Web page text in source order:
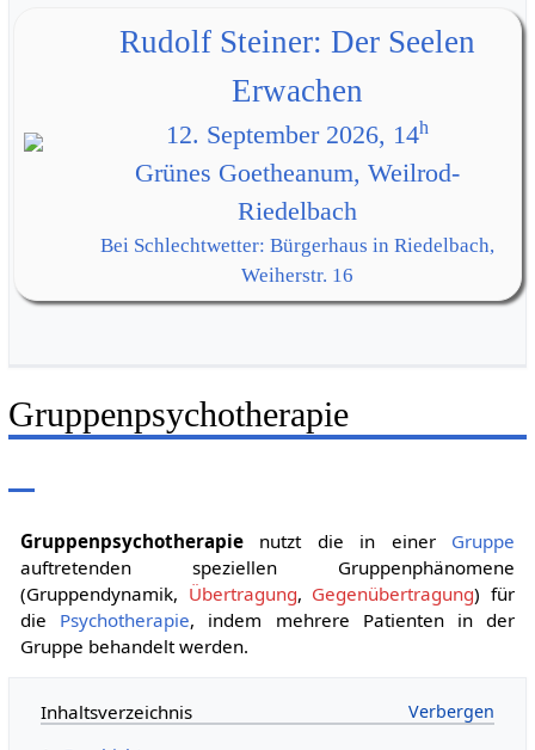
Rudolf Steiner: Der Seelen
Erwachen
12. September 2026, 14h
Grünes Goetheanum, Weilrod-
Riedelbach
Bei Schlechtwetter: Bürgerhaus in Riedelbach,
Weiherstr. 16
Gruppenpsychotherapie
Gruppenpsychotherapienutzt die in einer Gruppe
auftretenden speziellen Gruppenphänomene
(Gruppendynamik, Übertragung, Gegenübertragung) für
die Psychotherapie, indem mehrere Patienten in der
Gruppe behandelt werden.
Inhaltsverzeichnis